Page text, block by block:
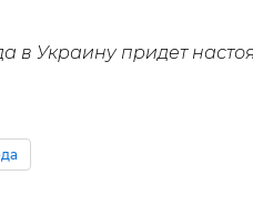
в Украину придет